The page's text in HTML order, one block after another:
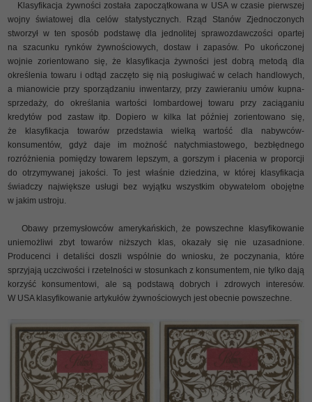
Klasyfikacja żywności została zapoczątkowana w USA w czasie pierwszej
wojny światowej dla celów statystycznych. Rząd Stanów Zjednoczonych
stworzył w ten sposób podstawę dla jednolitej sprawozdawczości opartej
na szacunku rynków żywnościowych, dostaw i zapasów. Po ukończonej
wojnie zorientowano się, że klasyfikacja żywności jest dobrą metodą dla
określenia towaru i odtąd zaczęto się nią posługiwać w celach handlowych,
a mianowicie przy sporządzaniu inwentarzy, przy zawieraniu umów kupna-
sprzedaży, do określania wartości lombardowej towaru przy zaciąganiu
kredytów pod zastaw itp. Dopiero w kilka lat później zorientowano się,
że klasyfikacja towarów przedstawia wielką wartość dla nabywców-
konsumentów, gdyż daje im możność natychmiastowego, bezbłędnego
rozróżnienia pomiędzy towarem lepszym, a gorszym i płacenia w proporcji
do otrzymywanej jakości. To jest właśnie dziedzina, w której klasyfikacja
świadczy największe usługi bez wyjątku wszystkim obywatelom obojętne
w jakim ustroju.
Obawy przemysłowców amerykańskich, że powszechne klasyfikowanie
uniemożliwi zbyt towarów niższych klas, okazały się nie uzasadnione.
Producenci i detaliści doszli wspólnie do wniosku, że poczynania, które
sprzyjają uczciwości i rzetelności w stosunkach z konsumentem, nie tylko dają
korzyść konsumentowi, ale są podstawą dobrych i zdrowych interesów.
W USA klasyfikowanie artykułów żywnościowych jest obecnie powszechne.